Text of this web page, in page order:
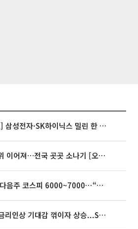
[베스트&워스트] 삼성전자·SK하이닉스 밀린 한 주…상상인증권은 85% 급등
35도 안팎 무더위 이어져…전국 곳곳 소나기 [오늘 날씨]
[주간증시전망] 다음주 코스피 6000~7000⋯“外人 수급은 정책이 변수”
뉴욕증시, 연준 금리인상 기대감 꺾이자 상승...S&P500 사상 최고치 [종합]